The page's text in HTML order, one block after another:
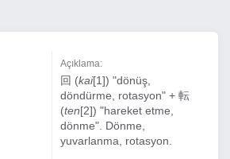
Açıklama:
回 (kai[1]) "dönüş,
döndürme, rotasyon" + 転
(ten[2]) "hareket etme,
dönme". Dönme,
yuvarlanma, rotasyon.